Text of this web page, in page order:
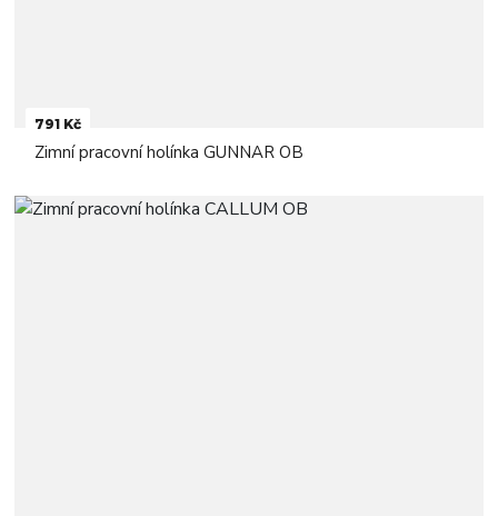
791 Kč
Zimní pracovní holínka GUNNAR OB